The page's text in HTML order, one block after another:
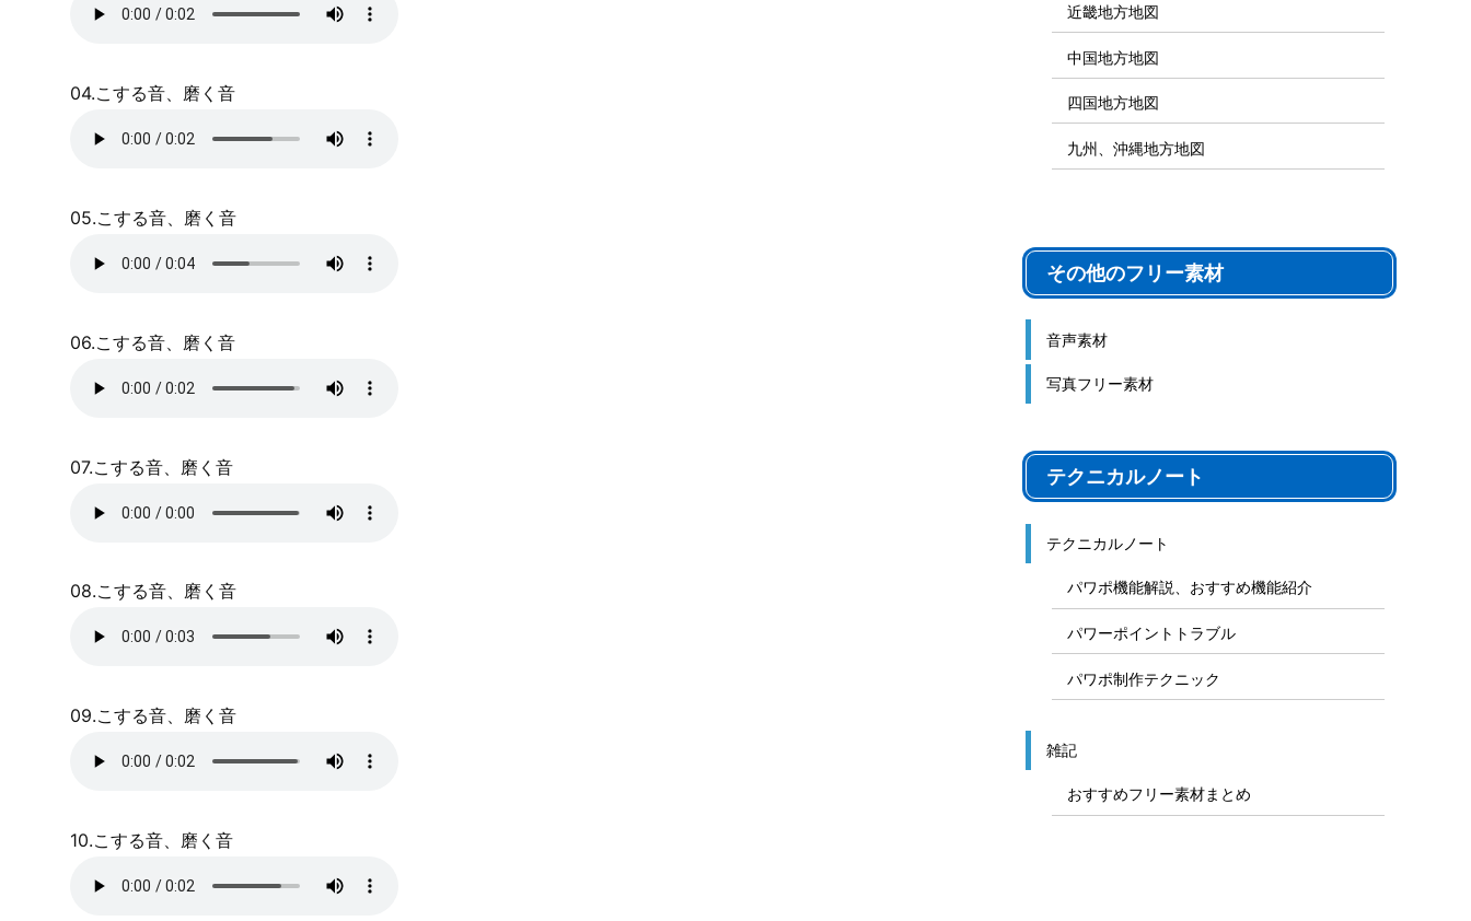
04.こする音、磨く音
05.こする音、磨く音
06.こする音、磨く音
07.こする音、磨く音
08.こする音、磨く音
09.こする音、磨く音
10.こする音、磨く音
近畿地方地図
中国地方地図
四国地方地図
九州、沖縄地方地図
その他のフリー素材
音声素材
写真フリー素材
テクニカルノート
テクニカルノート
パワポ機能解説、おすすめ機能紹介
パワーポイントトラブル
パワポ制作テクニック
雑記
おすすめフリー素材まとめ